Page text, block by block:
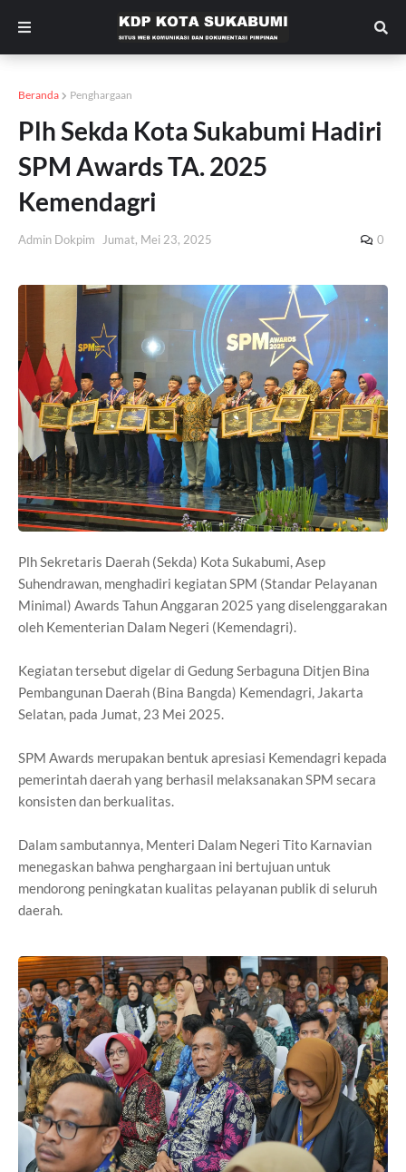
Beranda Penghargaan
Plh Sekda Kota Sukabumi Hadiri
SPM Awards TA. 2025
Kemendagri
Admin Dokpim Jumat, Mei 23, 2025 0
Plh Sekretaris Daerah (Sekda) Kota Sukabumi, Asep
Suhendrawan, menghadiri kegiatan SPM (Standar Pelayanan
Minimal) Awards Tahun Anggaran 2025 yang diselenggarakan
oleh Kementerian Dalam Negeri (Kemendagri).
Kegiatan tersebut digelar di Gedung Serbaguna Ditjen Bina
Pembangunan Daerah (Bina Bangda) Kemendagri, Jakarta
Selatan, pada Jumat, 23 Mei 2025.
SPM Awards merupakan bentuk apresiasi Kemendagri kepada
pemerintah daerah yang berhasil melaksanakan SPM secara
konsisten dan berkualitas.
Dalam sambutannya, Menteri Dalam Negeri Tito Karnavian
menegaskan bahwa penghargaan ini bertujuan untuk
mendorong peningkatan kualitas pelayanan publik di seluruh
daerah.